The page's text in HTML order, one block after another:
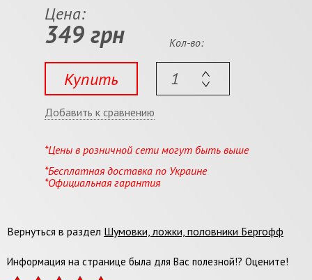
Цена:
349 грн
Купить
Кол-во:
Добавить к сравнению
*Цены в розничной сети могут быть выше
*Бесплатная доставка по Украине
*Официальная гарантия
Вернуться в раздел Шумовки, ложки, половники Бергофф
Информация на странице была для Вас полезной!? Оцените!